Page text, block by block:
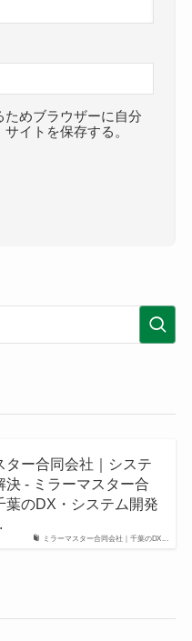
めブラウザーに自分
イトを保存する。
ミラーマスター合同会社｜千葉のDX...
ター合同会社｜システ
決 - ミラーマスター合
葉のDX・システム開発